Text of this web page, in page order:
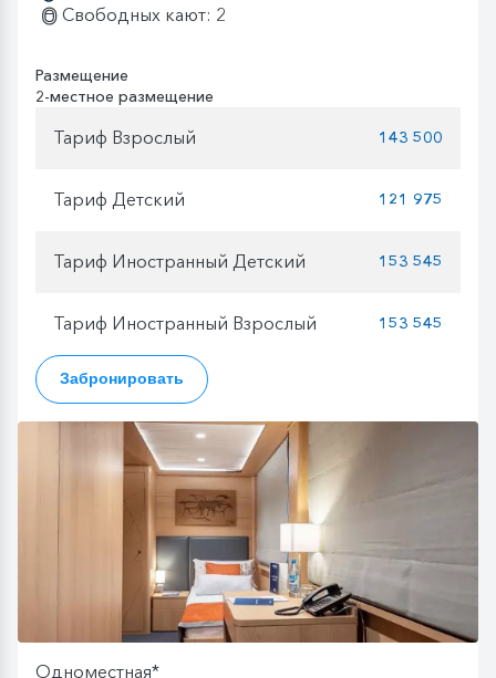
Свободных кают: 2
Размещение
2-местное размещение
Тариф Взрослый 143 500
Тариф Детский 121 975
Тариф Иностранный Детский 153 545
Тариф Иностранный Взрослый 153 545
Забронировать
Одноместная*